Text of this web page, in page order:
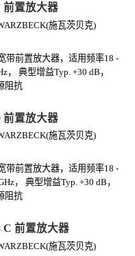
前置放大器
施瓦茨贝克)
带前置放大器，适用频率18 -
， 典型增益Typ. +30 dB，
阻抗
前置放大器
施瓦茨贝克)
带前置放大器，适用频率18 -
， 典型增益Typ. +30 dB，
阻抗
C 前置放大器
施瓦茨贝克)